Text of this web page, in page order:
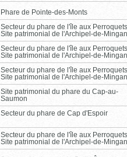
Phare de Pointe-des-Monts
Secteur du phare de l'île aux Perroquets
Site patrimonial de l'Archipel-de-Mingan
Secteur du phare de l'île aux Perroquets
Site patrimonial de l'Archipel-de-Mingan
Secteur du phare de l'île aux Perroquets
Site patrimonial de l'Archipel-de-Mingan
Site patrimonial du phare du Cap-au-
Saumon
Secteur du phare de Cap d'Espoir
Secteur du phare de l'île aux Perroquets
Site patrimonial de l'Archipel-de-Mingan